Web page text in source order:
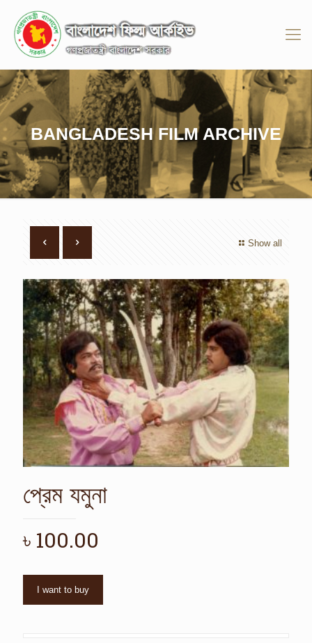
BANGLADESH FILM ARCHIVE
Show all
প্রেম যমুনা
৳ 100.00
I want to buy